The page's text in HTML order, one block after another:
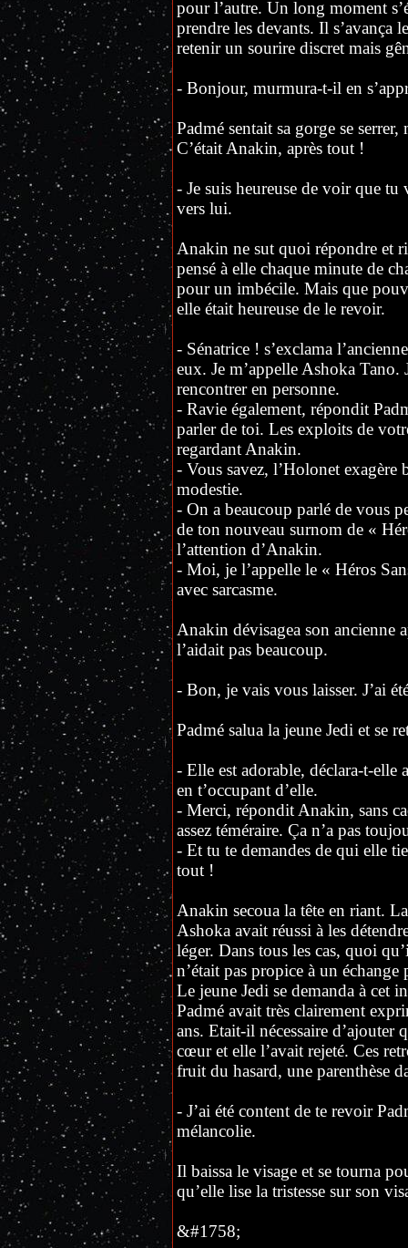
pour l’autre. Un long moment
prendre les devants. Il s’avança
retenir un sourire discret mais
- Bonjour, murmura-t-il en
Padmé sentait sa gorge se
C’était Anakin, après tout !
- Je suis heureuse de voir que tu
vers lui.
Anakin ne sut quoi répondre et
pensé à elle chaque minute de
pour un imbécile. Mais que
elle était heureuse de le revoir.
- Sénatrice ! s’exclama
eux. Je m’appelle Ashoka
rencontrer en personne.
- Ravie également, répondit
parler de toi. Les exploits de
regardant Anakin.
- Vous savez, l’Holonet exagère
modestie.
- On a beaucoup parlé de vous
de ton nouveau surnom de «
l’attention d’Anakin.
- Moi, je l’appelle le « Héros
avec sarcasme.
Anakin dévisagea son ancienne
l’aidait pas beaucoup.
- Bon, je vais vous laisser. J’ai
Padmé salua la jeune Jedi et se
- Elle est adorable, déclara-t-
en t’occupant d’elle.
- Merci, répondit Anakin, sans
assez téméraire. Ça n’a pas
- Et tu te demandes de qui elle
tout !
Anakin secoua la tête en riant.
Ashoka avait réussi à les
léger. Dans tous les cas, quoi
n’était pas propice à un échange
Le jeune Jedi se demanda à cet
Padmé avait très clairement
ans. Etait-il nécessaire
cœur et elle l’avait rejeté. Ces
fruit du hasard, une parenthèse
- J’ai été content de te revoir
mélancolie.
Il baissa le visage et se tourna
qu’elle lise la tristesse sur son
&#1758;